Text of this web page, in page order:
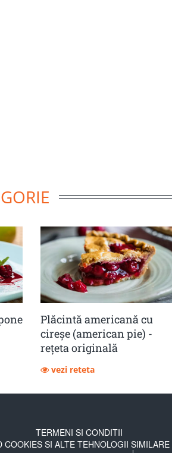
Plăcintă americană cu
cireșe (american pie) -
rețeta originală
vezi reteta
TERMENI SI CONDITII
COOKIES SI ALTE TEHNOLOGII SIMILARE